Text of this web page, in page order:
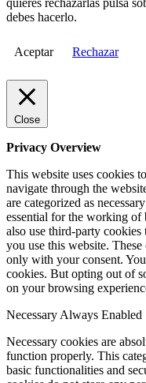
debes hacerlo.
Aceptar Rechazar
Close
Privacy Overview
This website uses cookies
navigate through the
are categorized as
essential for the working of
also use third-party
you use this website.
only with your consent.
cookies. But opting out of
on your browsing
Necessary Always Enabled
Necessary cookies are
function properly. This
basic functionalities and